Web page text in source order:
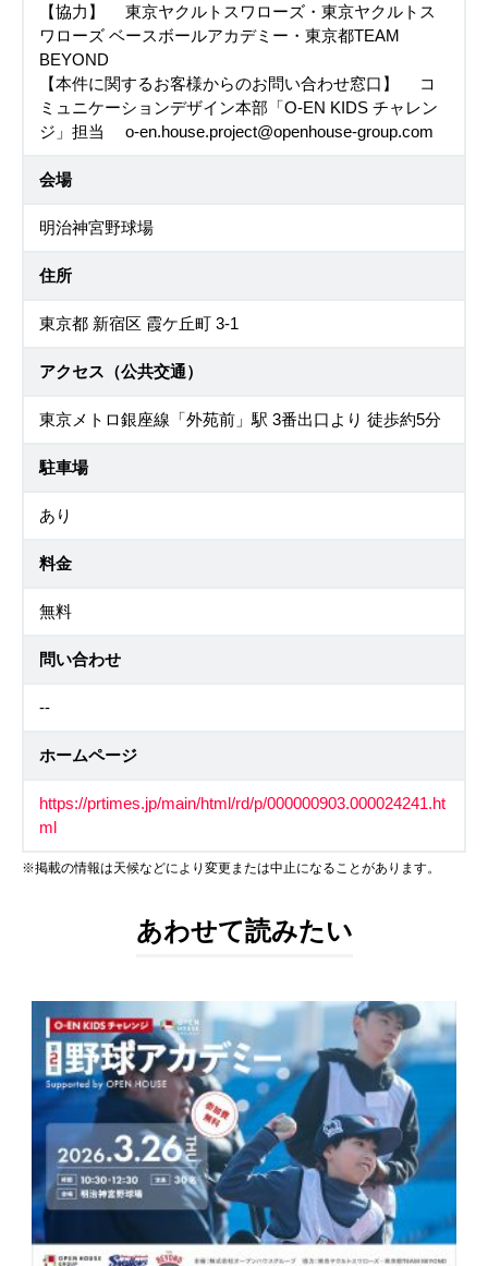
【協力】 東京ヤクルトスワローズ・東京ヤクルトス
ワローズ ベースボールアカデミー・東京都TEAM
BEYOND
【本件に関するお客様からのお問い合わせ窓口】 コ
ミュニケーションデザイン本部「O-EN KIDS チャレン
ジ」担当 o-en.house.project@openhouse-group.com
会場
明治神宮野球場
住所
東京都 新宿区 霞ケ丘町 3-1
アクセス（公共交通）
東京メトロ銀座線「外苑前」駅 3番出口より 徒歩約5分
駐車場
あり
料金
無料
問い合わせ
--
ホームページ
https://prtimes.jp/main/html/rd/p/000000903.000024241.ht
ml
※掲載の情報は天候などにより変更または中止になることがあります。
あわせて読みたい